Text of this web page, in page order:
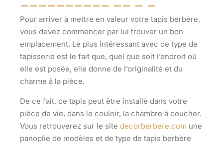
Pour arriver à mettre en valeur votre tapis berbère,
vous devez commencer par lui trouver un bon
emplacement. Le plus intéressant avec ce type de
tapisserie est le fait que, quel que soit l’endroit où
elle est posée, elle donne de l’originalité et du
charme à la pièce.
De ce fait, ce tapis peut être installé dans votre
pièce de vie, dans le couloir, la chambre à coucher.
Vous retrouverez sur le site decorberbere.com une
panoplie de modèles et de type de tapis berbère